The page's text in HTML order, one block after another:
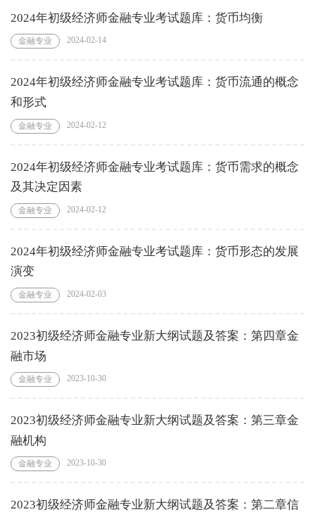
2024年初级经济师金融专业考试题库：货币均衡
金融专业 2024-02-14
2024年初级经济师金融专业考试题库：货币流通的概念
和形式
金融专业 2024-02-12
2024年初级经济师金融专业考试题库：货币需求的概念
及其决定因素
金融专业 2024-02-12
2024年初级经济师金融专业考试题库：货币形态的发展
演变
金融专业 2024-02-03
2023初级经济师金融专业新大纲试题及答案：第四章金
融市场
金融专业 2023-10-30
2023初级经济师金融专业新大纲试题及答案：第三章金
融机构
金融专业 2023-10-30
2023初级经济师金融专业新大纲试题及答案：第二章信